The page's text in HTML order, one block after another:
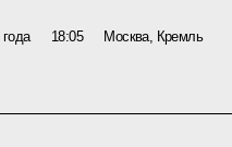
18:05 Москва, Кремль